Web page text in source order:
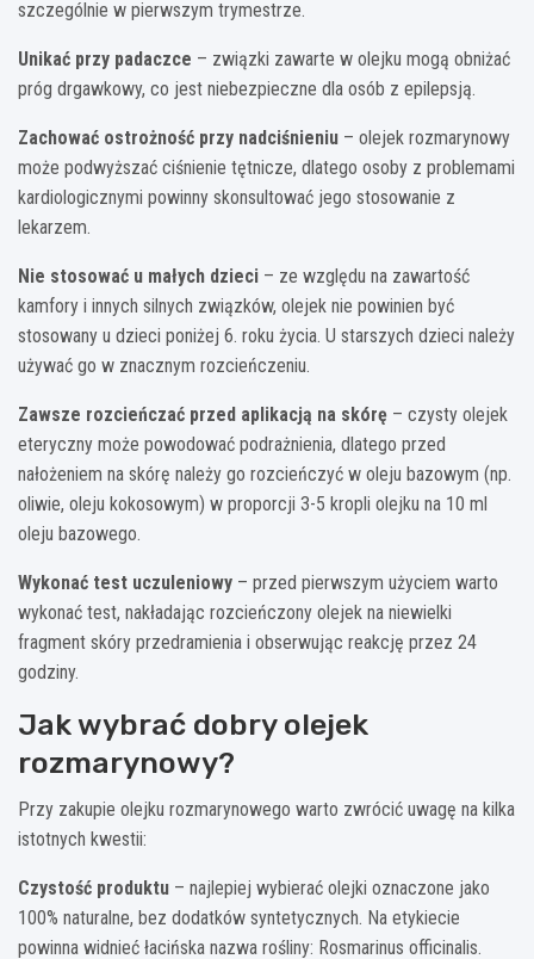
szczególnie w pierwszym trymestrze.
Unikać przy padaczce – związki zawarte w olejku mogą obniżać
próg drgawkowy, co jest niebezpieczne dla osób z epilepsją.
Zachować ostrożność przy nadciśnieniu – olejek rozmarynowy
może podwyższać ciśnienie tętnicze, dlatego osoby z problemami
kardiologicznymi powinny skonsultować jego stosowanie z
lekarzem.
Nie stosować u małych dzieci – ze względu na zawartość
kamfory i innych silnych związków, olejek nie powinien być
stosowany u dzieci poniżej 6. roku życia. U starszych dzieci należy
używać go w znacznym rozcieńczeniu.
Zawsze rozcieńczać przed aplikacją na skórę – czysty olejek
eteryczny może powodować podrażnienia, dlatego przed
nałożeniem na skórę należy go rozcieńczyć w oleju bazowym (np.
oliwie, oleju kokosowym) w proporcji 3-5 kropli olejku na 10 ml
oleju bazowego.
Wykonać test uczuleniowy – przed pierwszym użyciem warto
wykonać test, nakładając rozcieńczony olejek na niewielki
fragment skóry przedramienia i obserwując reakcję przez 24
godziny.
Jak wybrać dobry olejek
rozmarynowy?
Przy zakupie olejku rozmarynowego warto zwrócić uwagę na kilka
istotnych kwestii:
Czystość produktu – najlepiej wybierać olejki oznaczone jako
100% naturalne, bez dodatków syntetycznych. Na etykiecie
powinna widnieć łacińska nazwa rośliny: Rosmarinus officinalis.